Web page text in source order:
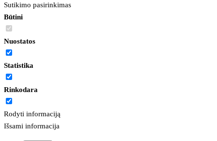
Sutikimo pasirinkimas
Būtini
Nuostatos
Statistika
Rinkodara
Rodyti informaciją
Išsami informacija